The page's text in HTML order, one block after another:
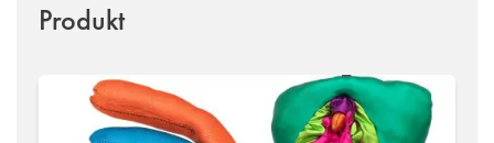
Produkt